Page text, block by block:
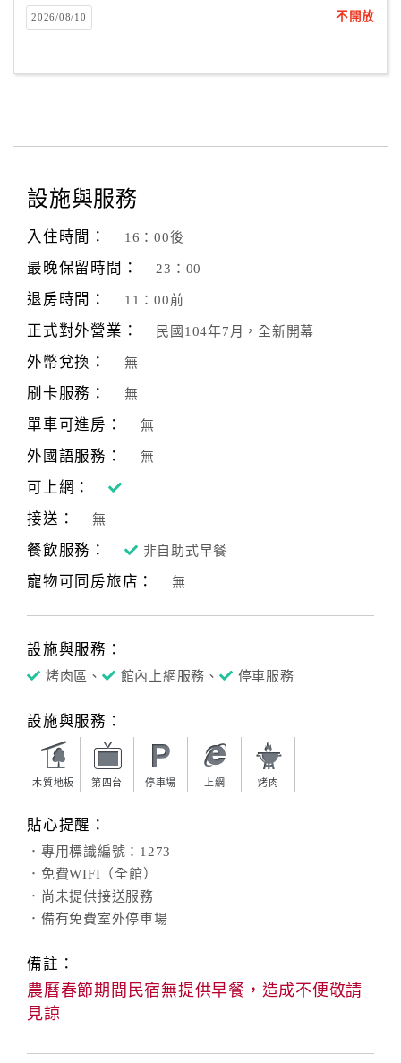
2026/08/10 不開放
設施與服務
入住時間： 16：00後
最晚保留時間： 23：00
退房時間： 11：00前
正式對外營業： 民國104年7月，全新開幕
外幣兌換： 無
刷卡服務： 無
單車可進房： 無
外國語服務： 無
可上網：
接送：
無
餐飲服務： 非自助式早餐
寵物可同房旅店： 無
設施與服務：
烤肉區、 館內上網服務、 停車服務
設施與服務：
木質地板 第四台 停車場 上網 烤肉
貼心提醒：
．專用標識編號：1273
．免費WIFI（全館）
．尚未提供接送服務
．備有免費室外停車場
備註：
農曆春節期間民宿無提供早餐，造成不便敬請
見諒